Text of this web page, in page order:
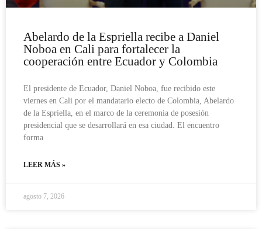
Abelardo de la Espriella recibe a Daniel
Noboa en Cali para fortalecer la
cooperación entre Ecuador y Colombia
El presidente de Ecuador, Daniel Noboa, fue recibido este
viernes en Cali por el mandatario electo de Colombia, Abelardo
de la Espriella, en el marco de la ceremonia de posesión
presidencial que se desarrollará en esa ciudad. El encuentro
forma
LEER MÁS »
agosto 7, 2026